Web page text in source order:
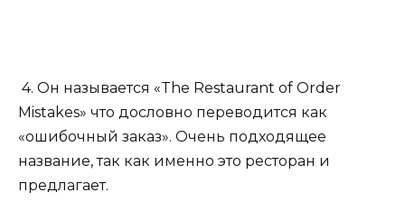
4. Он называется «The Restaurant of Order
Mistakes» что дословно переводится как
«ошибочный заказ». Очень подходящее
название, так как именно это ресторан и
предлагает.